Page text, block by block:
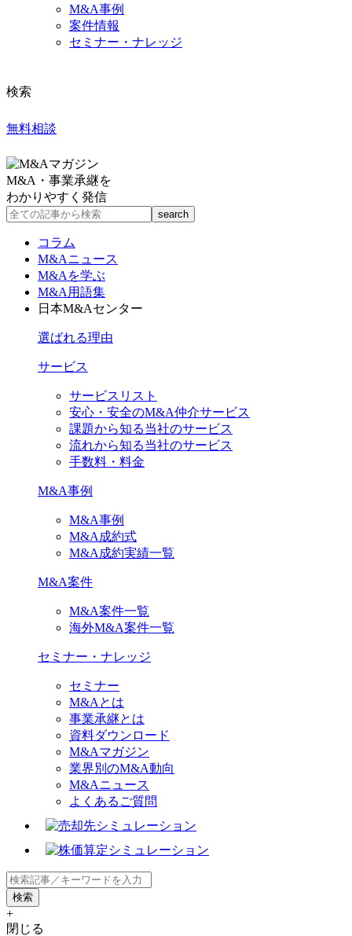
M&A事例
案件情報
セミナー・ナレッジ
検索
無料相談
M&A・事業承継を
わかりやすく発信
コラム
M&Aニュース
M&Aを学ぶ
M&A用語集
日本M&Aセンター
選ばれる理由
サービス
サービスリスト
安心・安全のM&A仲介サービス
課題から知る当社のサービス
流れから知る当社のサービス
手数料・料金
M&A事例
M&A事例
M&A成約式
M&A成約実績一覧
M&A案件
M&A案件一覧
海外M&A案件一覧
セミナー・ナレッジ
セミナー
M&Aとは
事業承継とは
資料ダウンロード
M&Aマガジン
業界別のM&A動向
M&Aニュース
よくあるご質問
+
閉じる